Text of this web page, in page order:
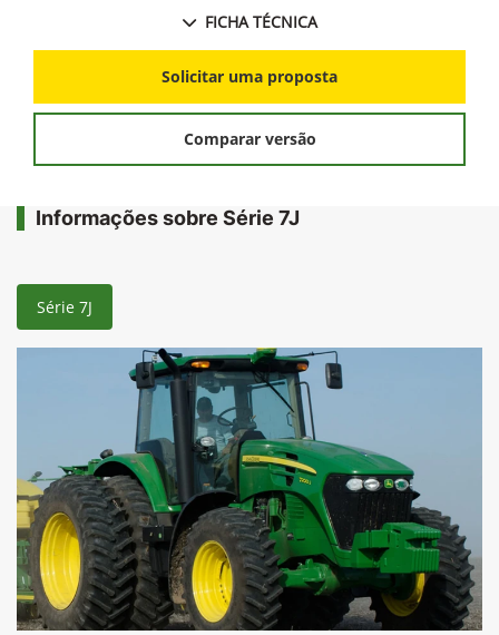
FICHA TÉCNICA
Solicitar uma proposta
Comparar versão
Informações sobre Série 7J
Série 7J